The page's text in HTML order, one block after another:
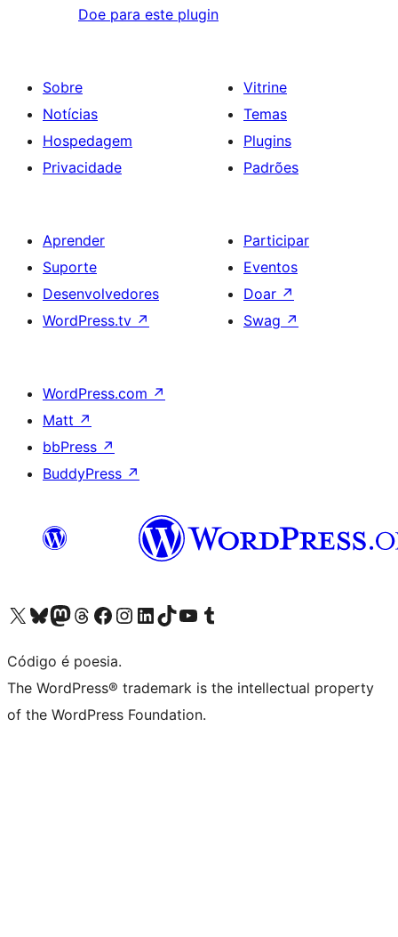
Doe para este plugin
Sobre
Notícias
Hospedagem
Privacidade
Vitrine
Temas
Plugins
Padrões
Aprender
Suporte
Desenvolvedores
WordPress.tv ↗
Participar
Eventos
Doar ↗
Swag ↗
WordPress.com ↗
Matt ↗
bbPress ↗
BuddyPress ↗
Acessar nossa conta do X (antigo Twitter)
Acessar nossa conta do Bluesky
Acessar nossa conta do Mastodon
Acessar nossa conta do Threads
Acessar nossa página do Facebook
Acessar nossa conta do Instagram
Acessar nossa conta do LinkedIn
Acessar nossa conta do TikTok
Acessar nosso canal do YouTube
Acessar nossa conta no Tumblr
Código é poesia.
The WordPress® trademark is the intellectual property
of the WordPress Foundation.